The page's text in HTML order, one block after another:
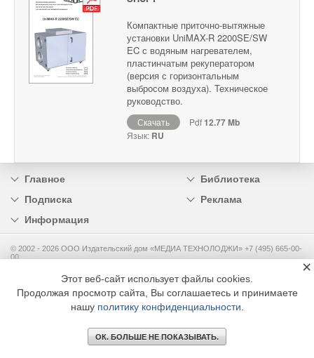
Компактные приточно-вытяжные
установки UniMAX-R 2200SE/SW
EC с водяным нагревателем,
пластинчатым рекуператором
(версия с горизонтальным
выбросом воздуха). Техническое
руководство.
Скачать Pdf12.77 Mb
Язык: RU
Главное
Библиотека
Подписка
Реклама
Информация
© 2002 - 2026 OOO Издательский дом «МЕДИА ТЕХНОЛОДЖИ» +7 (495) 665-00-
00
Этот веб-сайт использует файлы cookies.
Продолжая просмотр сайта, Вы соглашаетесь и принимаете
нашу политику конфиденциальности
ОК. БОЛЬШЕ НЕ ПОКАЗЫВАТЬ.
×